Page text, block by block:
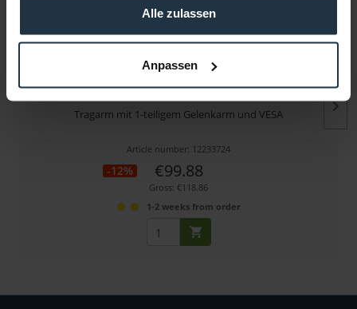
Alle zulassen
Anpassen
Tragarm mit 1-teiligem Gelenkarm und VESA
Article number: 12233724
-12% €99.88
Gross: €118.86
1-2 weeks from order